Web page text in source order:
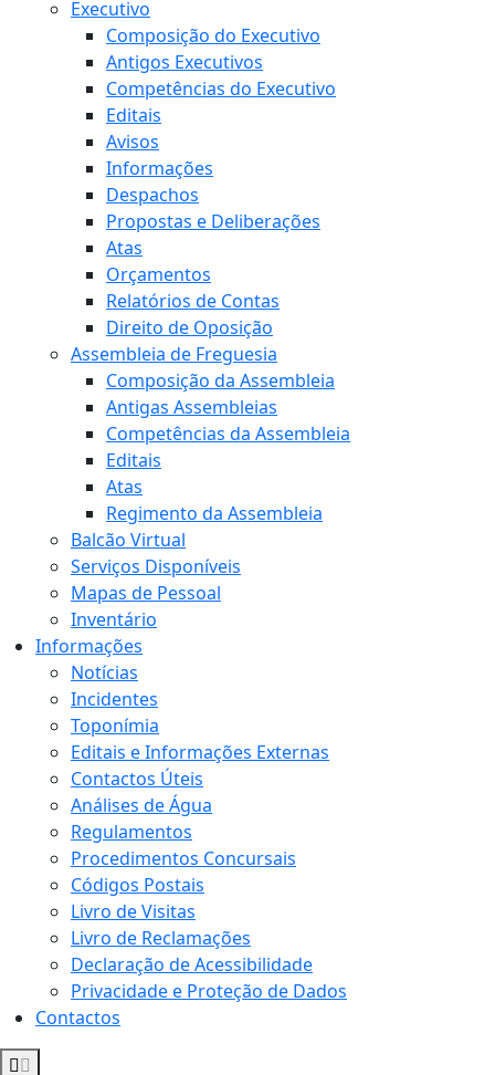
Executivo
Composição do Executivo
Antigos Executivos
Competências do Executivo
Editais
Avisos
Informações
Despachos
Propostas e Deliberações
Atas
Orçamentos
Relatórios de Contas
Direito de Oposição
Assembleia de Freguesia
Composição da Assembleia
Antigas Assembleias
Competências da Assembleia
Editais
Atas
Regimento da Assembleia
Balcão Virtual
Serviços Disponíveis
Mapas de Pessoal
Inventário
Informações
Notícias
Incidentes
Toponímia
Editais e Informações Externas
Contactos Úteis
Análises de Água
Regulamentos
Procedimentos Concursais
Códigos Postais
Livro de Visitas
Livro de Reclamações
Declaração de Acessibilidade
Privacidade e Proteção de Dados
Contactos